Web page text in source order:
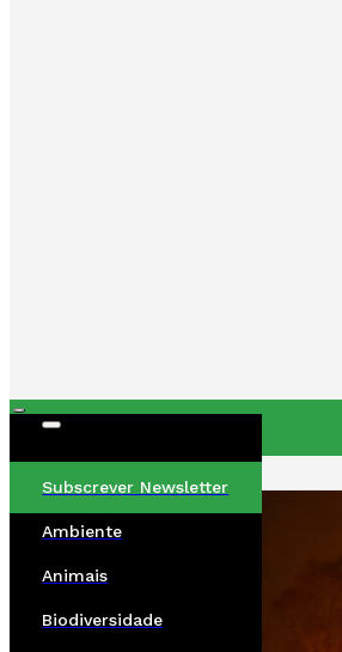
Subscrever Newsletter
Ambiente
Animais
Biodiversidade